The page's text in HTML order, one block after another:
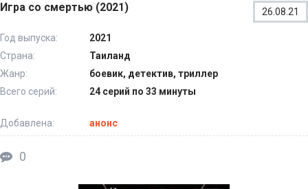
Игра со смертью (2021) 26.08.21
Год выпуска:
2021
Страна:
Таиланд
Жанр:
боевик, детектив, триллер
Всего серий:
24 серий по 33 минуты
Добавлена: анонс
0